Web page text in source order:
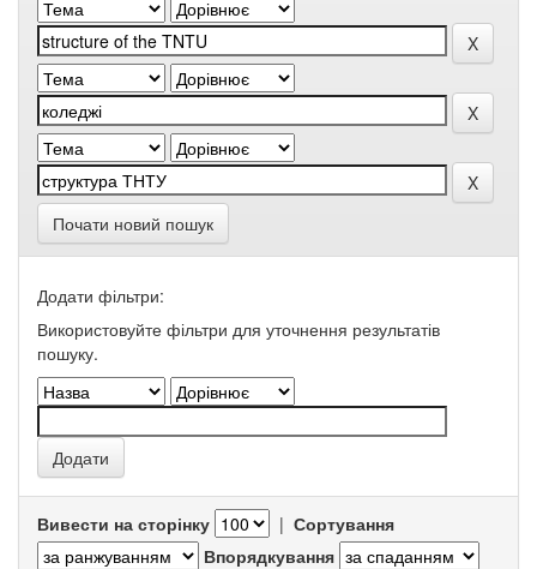
Почати новий пошук
Додати фільтри:
Використовуйте фільтри для уточнення результатів
пошуку.
Вивести на сторінку | Сортування
Впорядкування